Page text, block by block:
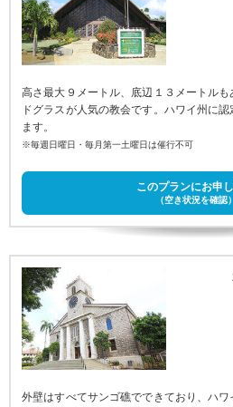
高さ最大９メートル、底辺１３メートル
ドグラスが人気の教会です。ハワイ州に
ます。
※毎週日曜日・毎月第一土曜日は催行不可
このプランにお申
（空き状況を確認）
外壁はすべてサンゴ礁でできており、ハ